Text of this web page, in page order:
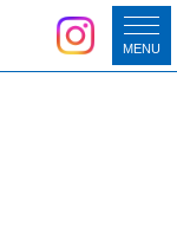
MENU